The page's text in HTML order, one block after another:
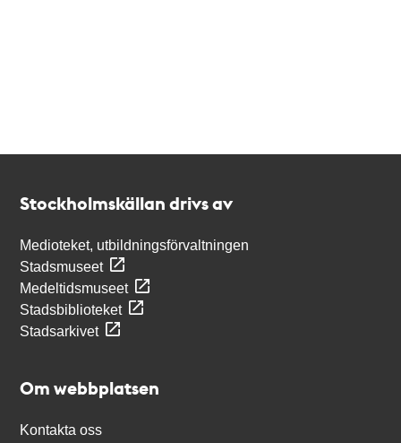
Stockholmskällan drivs av
Medioteket, utbildningsförvaltningen
Stadsmuseet
Medeltidsmuseet
Stadsbiblioteket
Stadsarkivet
Om webbplatsen
Kontakta oss